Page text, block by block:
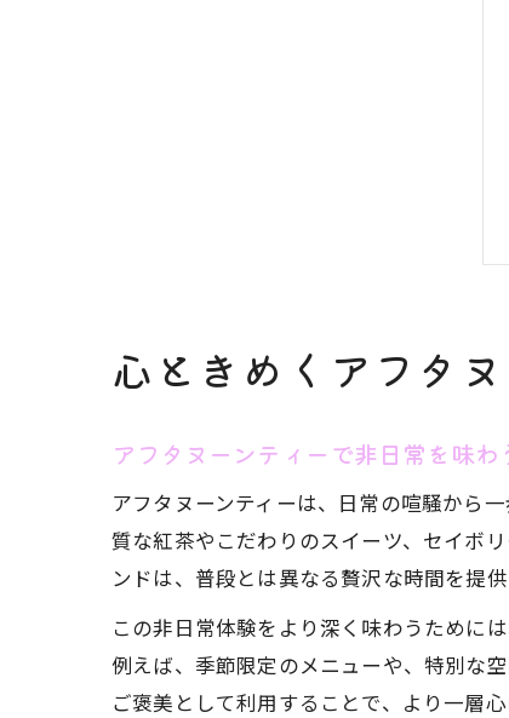
心ときめくアフタ
アフタヌーンティーで非日常を味わ
アフタヌーンティーは、日常の喧騒から
質な紅茶やこだわりのスイーツ、セイボ
ンドは、普段とは異なる贅沢な時間を提供
この非日常体験をより深く味わうために
例えば、季節限定のメニューや、特別な
ご褒美として利用することで、より一層